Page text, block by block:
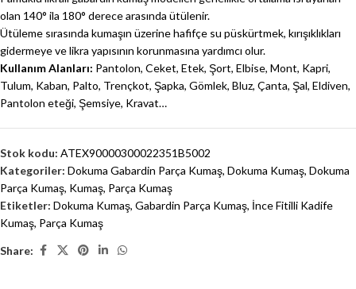
olan 140° ila 180° derece arasında ütülenir.
Ütüleme sırasında kumaşın üzerine hafifçe su püskürtmek, kırışıklıkları
gidermeye ve likra yapısının korunmasına yardımcı olur.
Kullanım Alanları: Pantolon, Ceket, Etek, Şort, Elbise, Mont, Kapri,
Tulum, Kaban, Palto, Trençkot, Şapka, Gömlek, Bluz, Çanta, Şal, Eldiven,
Pantolon eteği, Şemsiye, Kravat…
Stok kodu: ATEX90000300022351B5002
Kategoriler: Dokuma Gabardin Parça Kumaş, Dokuma Kumaş, Dokuma
Parça Kumaş, Kumaş, Parça Kumaş
Etiketler: Dokuma Kumaş, Gabardin Parça Kumaş, İnce Fitilli Kadife
Kumaş, Parça Kumaş
Share: